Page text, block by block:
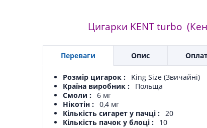
Цигарки KENT turbo
Переваги Опис
Розмір цигарок
King Size (Звичайні)
Країна виробник
Польща
Смоли
6 мг
Нікотін
0,4 мг
Кількість сигарет у пачці
20
Кількість пачок у блоці
10